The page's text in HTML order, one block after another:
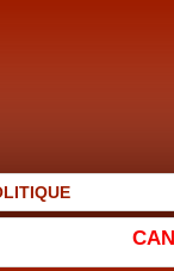
CAN Féminine